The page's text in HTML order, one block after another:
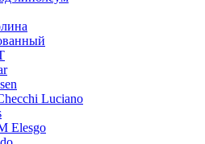
Luciano
Elesgo